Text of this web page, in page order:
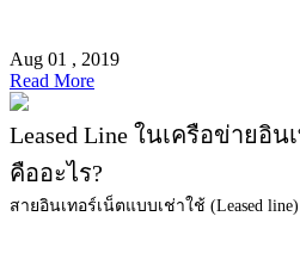
Aug 01 , 2019
Read More
Leased Line ในเครือข่ายอิน
คืออะไร?
สายอินเทอร์เน็ตแบบเช่าใช้ (Leased